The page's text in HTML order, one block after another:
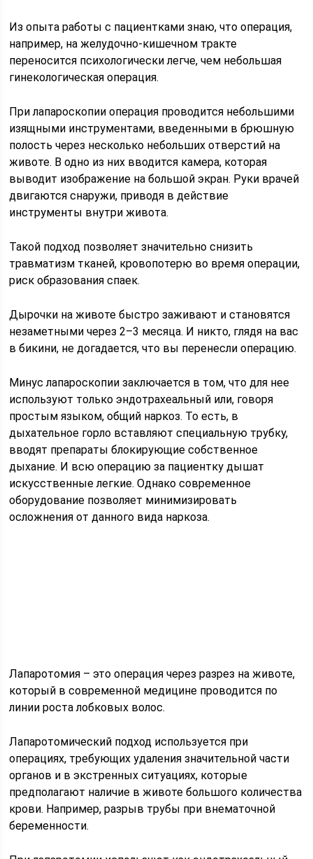
Из опыта работы с пациентками знаю, что операция,
например, на желудочно-кишечном тракте
переносится психологически легче, чем небольшая
гинекологическая операция.
При лапароскопии операция проводится небольшими
изящными инструментами, введенными в брюшную
полость через несколько небольших отверстий на
животе. В одно из них вводится камера, которая
выводит изображение на большой экран. Руки врачей
двигаются снаружи, приводя в действие
инструменты внутри живота.
Такой подход позволяет значительно снизить
травматизм тканей, кровопотерю во время операции,
риск образования спаек.
Дырочки на животе быстро заживают и становятся
незаметными через 2–3 месяца. И никто, глядя на вас
в бикини, не догадается, что вы перенесли операцию.
Минус лапароскопии заключается в том, что для нее
используют только эндотрахеальный или, говоря
простым языком, общий наркоз. То есть, в
дыхательное горло вставляют специальную трубку,
вводят препараты блокирующие собственное
дыхание. И всю операцию за пациентку дышат
искусственные легкие. Однако современное
оборудование позволяет минимизировать
осложнения от данного вида наркоза.
Лапаротомия – это операция через разрез на животе,
который в современной медицине проводится по
линии роста лобковых волос.
Лапаротомический подход используется при
операциях, требующих удаления значительной части
органов и в экстренных ситуациях, которые
предполагают наличие в животе большого количества
крови. Например, разрыв трубы при внематочной
беременности.